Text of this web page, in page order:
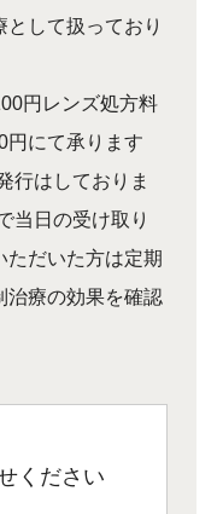
して扱っており
円レンズ処方料
円にて承ります
行はしておりま
当日の受け取り
ただいた方は定期
治療の効果を確認
ください